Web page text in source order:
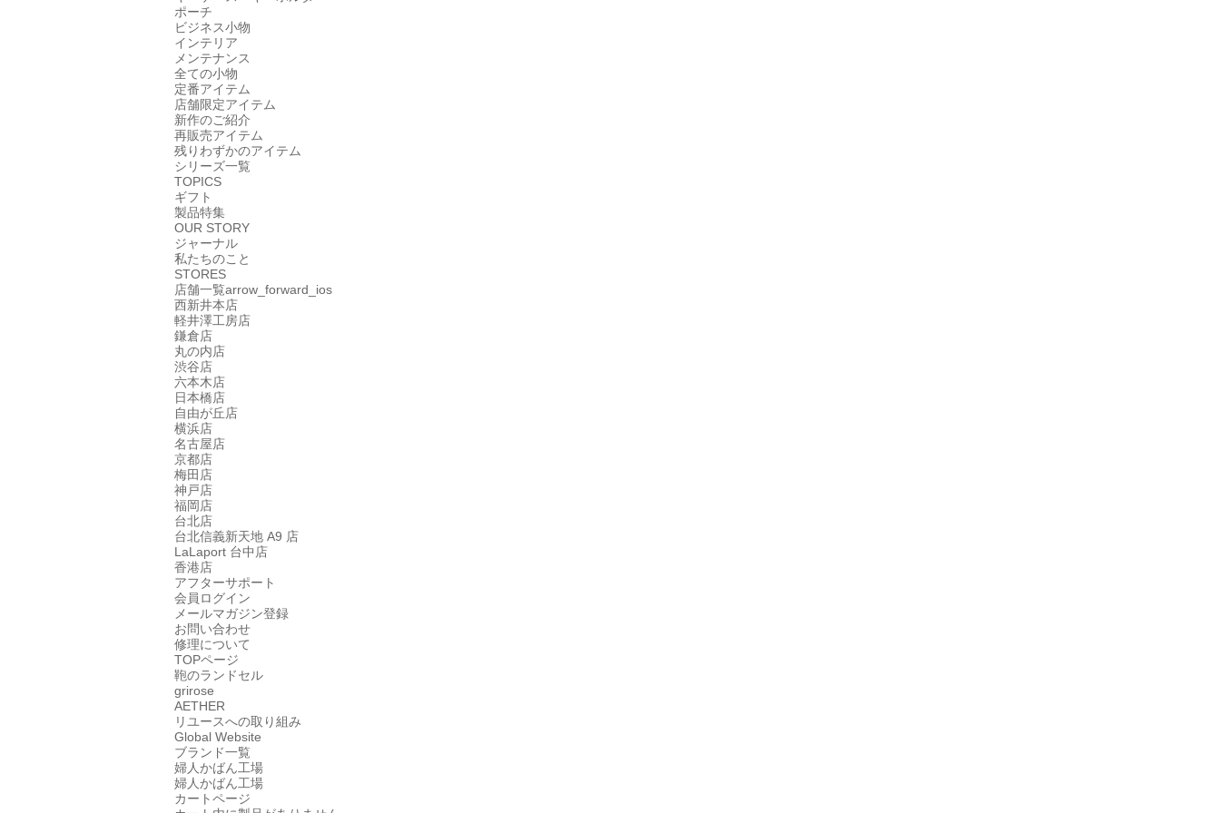
ポーチ
ビジネス小物
インテリア
メンテナンス
全ての小物
定番アイテム
店舗限定アイテム
新作のご紹介
再販売アイテム
残りわずかのアイテム
シリーズ一覧
TOPICS
ギフト
製品特集
OUR STORY
ジャーナル
私たちのこと
STORES
店舗一覧arrow_forward_ios
西新井本店
軽井澤工房店
鎌倉店
丸の内店
渋谷店
六本木店
日本橋店
自由が丘店
横浜店
名古屋店
京都店
梅田店
神戸店
福岡店
台北店
台北信義新天地 A9 店
LaLaport 台中店
香港店
アフターサポート
会員ログイン
メールマガジン登録
お問い合わせ
修理について
TOPページ
鞄のランドセル
grirose
AETHER
リユースへの取り組み
Global Website
ブランド一覧
婦人かばん工場
婦人かばん工場
カートページ